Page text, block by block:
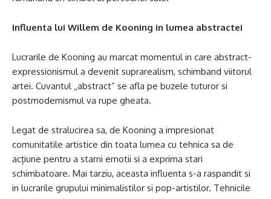
Influenta lui Willem de Kooning in lumea abstractei
Lucrarile de Kooning au marcat momentul in care abstract-
expressionismul a devenit suprarealism, schimband viitorul
artei. Cuvantul „abstract” se afla pe buzele tuturor si
postmodernismul va rupe gheata.
Legat de stralucirea sa, de Kooning a impresionat
comunitatile artistice din toata lumea cu tehnica sa de
acțiune pentru a starni emotii si a exprima stari
schimbatoare. Mai tarziu, aceasta influenta s-a raspandit si
in lucrarile grupului minimalistilor si pop-artistilor. Tehnicile